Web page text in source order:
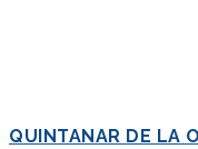
QUINTANAR DE LA